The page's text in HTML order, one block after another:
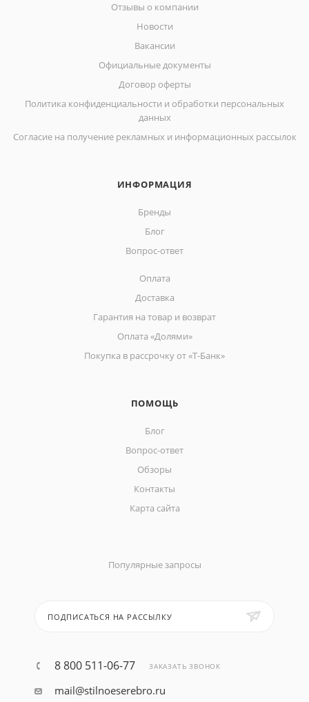
Отзывы о компании
Новости
Вакансии
Официальные документы
Договор оферты
Политика конфиденциальности и обработки персональных
данных
Согласие на получение рекламных и информационных рассылок
ИНФОРМАЦИЯ
Бренды
Блог
Вопрос-ответ
Оплата
Доставка
Гарантия на товар и возврат
Оплата «Долями»
Покупка в рассрочку от «Т-Банк»
ПОМОЩЬ
Блог
Вопрос-ответ
Обзоры
Контакты
Карта сайта
Популярные запросы
ПОДПИСАТЬСЯ НА РАССЫЛКУ
8 800 511-06-77 ЗАКАЗАТЬ ЗВОНОК
mail@stilnoeserebro.ru